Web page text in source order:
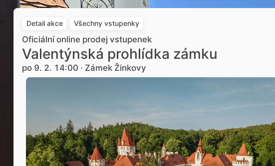
Detail akce Všechny vstupenky
Oficiální online prodej vstupenek
Valentýnská prohlídka zámku
po 9. 2. 14:00 · Zámek Žinkovy